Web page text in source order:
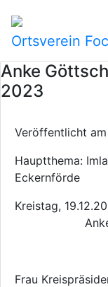
Ortsverein
Anke
2023
Veröffentlicht
Hauptthema:
Eckernförde
Kreistag,
Anke
Frau